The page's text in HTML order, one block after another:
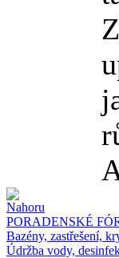
PORADENSKÉ
Bazény, zastřešení,
Údržba vody,